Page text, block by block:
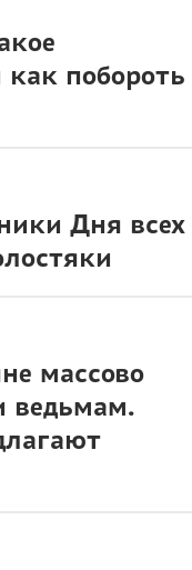
побороть
Дня всех
массово
ведьмам.